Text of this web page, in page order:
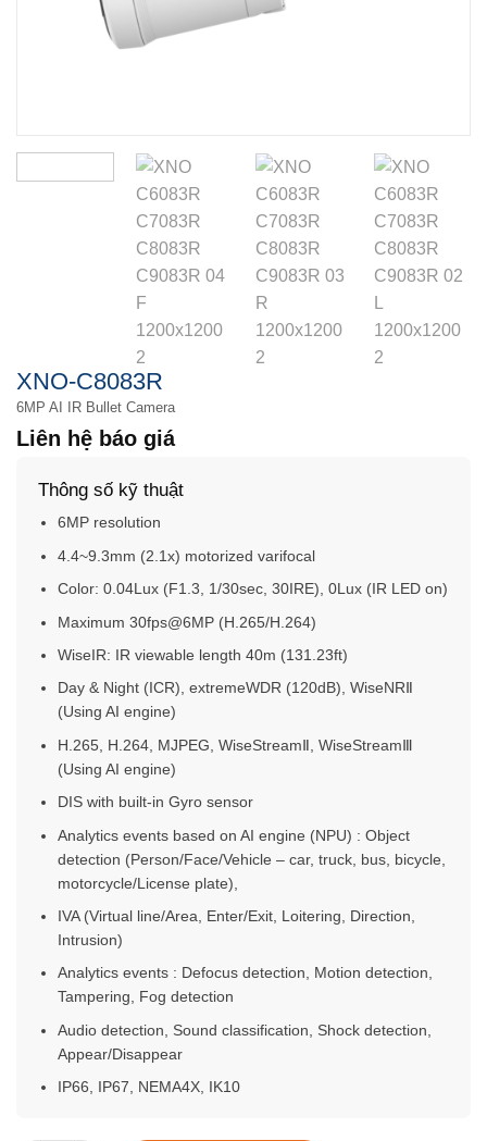
XNO-C8083R
6MP AI IR Bullet Camera
Liên hệ báo giá
Thông số kỹ thuật
6MP resolution
4.4~9.3mm (2.1x) motorized varifocal
Color: 0.04Lux (F1.3, 1/30sec, 30IRE), 0Lux (IR LED on)
Maximum 30fps@6MP (H.265/H.264)
WiseIR: IR viewable length 40m (131.23ft)
Day & Night (ICR), extremeWDR (120dB), WiseNRⅡ
(Using AI engine)
H.265, H.264, MJPEG, WiseStreamⅡ, WiseStreamⅢ
(Using AI engine)
DIS with built-in Gyro sensor
Analytics events based on AI engine (NPU) : Object
detection (Person/Face/Vehicle – car, truck, bus, bicycle,
motorcycle/License plate),
IVA (Virtual line/Area, Enter/Exit, Loitering, Direction,
Intrusion)
Analytics events : Defocus detection, Motion detection,
Tampering, Fog detection
Audio detection, Sound classification, Shock detection,
Appear/Disappear
IP66, IP67, NEMA4X, IK10